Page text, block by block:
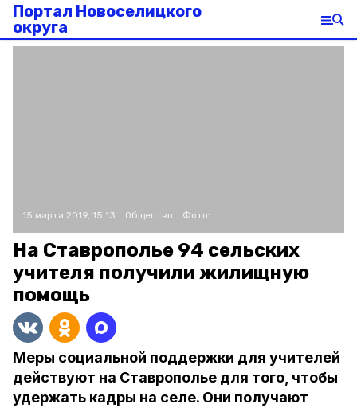
Портал Новоселицкого
округа
15 марта 2019, 15:13 Общество Фото:
На Ставрополье 94 сельских
учителя получили жилищную
помощь
Меры социальной поддержки для учителей
действуют на Ставрополье для того, чтобы
удержать кадры на селе. Они получают